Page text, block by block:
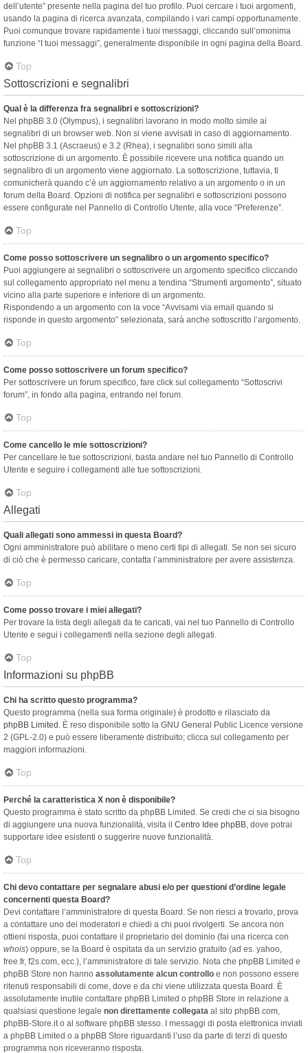
dell’utente” presente nella pagina del tuo profilo. Puoi cercare i tuoi argomenti,
usando la pagina di ricerca avanzata, compilando i vari campi opportunamente.
Puoi comunque trovare rapidamente i tuoi messaggi, cliccando sull’omonima
funzione “I tuoi messaggi”, generalmente disponibile in ogni pagina della Board.
Top
Sottoscrizioni e segnalibri
Qual è la differenza fra segnalibri e sottoscrizioni?
Nel phpBB 3.0 (Olympus), i segnalibri lavorano in modo molto simile ai
segnalibri di un browser web. Non si viene avvisati in caso di aggiornamento.
Nel phpBB 3.1 (Ascraeus) e 3.2 (Rhea), i segnalibri sono simili alla
sottoscrizione di un argomento. È possibile ricevere una notifica quando un
segnalibro di un argomento viene aggiornato. La sottoscrizione, tuttavia, ti
comunicherà quando c’è un aggiornamento relativo a un argomento o in un
forum della Board. Opzioni di notifica per segnalibri e sottoscrizioni possono
essere configurate nel Pannello di Controllo Utente, alla voce “Preferenze”.
Top
Come posso sottoscrivere un segnalibro o un argomento specifico?
Puoi aggiungere ai segnalibri o sottoscrivere un argomento specifico cliccando
sul collegamento appropriato nel menu a tendina “Strumenti argomento”, situato
vicino alla parte superiore e inferiore di un argomento.
Rispondendo a un argomento con la voce “Avvisami via email quando si
risponde in questo argomento” selezionata, sarà anche sottoscritto l’argomento.
Top
Come posso sottoscrivere un forum specifico?
Per sottoscrivere un forum specifico, fare click sul collegamento “Sottoscrivi
forum”, in fondo alla pagina, entrando nel forum.
Top
Come cancello le mie sottoscrizioni?
Per cancellare le tue sottoscrizioni, basta andare nel tuo Pannello di Controllo
Utente e seguire i collegamenti alle tue sottoscrizioni.
Top
Allegati
Quali allegati sono ammessi in questa Board?
Ogni amministratore può abilitare o meno certi tipi di allegati. Se non sei sicuro
di ciò che è permesso caricare, contatta l’amministratore per avere assistenza.
Top
Come posso trovare i miei allegati?
Per trovare la lista degli allegati da te caricati, vai nel tuo Pannello di Controllo
Utente e segui i collegamenti nella sezione degli allegati.
Top
Informazioni su phpBB
Chi ha scritto questo programma?
Questo programma (nella sua forma originale) è prodotto e rilasciato da
phpBB Limited . È reso disponibile sotto la GNU General Public Licence versione
2 (GPL-2.0) e può essere liberamente distribuito; clicca sul collegamento per
maggiori informazioni.
Top
Perché la caratteristica X non è disponibile?
Questo programma è stato scritto da phpBB Limited. Se credi che ci sia bisogno
di aggiungere una nuova funzionalità, visita il Centro Idee phpBB, dove potrai
supportare idee esistenti o suggerire nuove funzionalità.
Top
Chi devo contattare per segnalare abusi e/o per questioni d’ordine legale
concernenti questa Board?
Devi contattare l’amministratore di questa Board. Se non riesci a trovarlo, prova
a contattare uno dei moderatori e chiedi a chi puoi rivolgerti. Se ancora non
ottieni risposta, puoi contattare il proprietario del dominio (fai una ricerca con
whois) oppure, se la Board è ospitata da un servizio gratuito (ad es. yahoo,
free.fr, f2s.com, ecc.), l’amministratore di tale servizio. Nota che phpBB Limited e
phpBB Store non hanno assolutamente alcun controllo e non possono essere
ritenuti responsabili di come, dove e da chi viene utilizzata questa Board. È
assolutamente inutile contattare phpBB Limited o phpBB Store in relazione a
qualsiasi questione legale non direttamente collegata al sito phpBB.com,
phpBB-Store.it o al software phpBB stesso. I messaggi di posta elettronica inviati
a phpBB Limited o a phpBB Store riguardanti l’uso da parte di terzi di questo
programma non riceveranno risposta.